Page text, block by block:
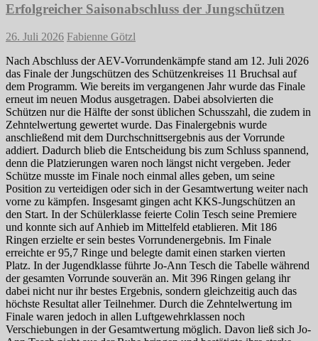
Erfolgreicher Saisonabschluss der Jungschützen
26. Juli 2026 Fabienne Götzl
Nach Abschluss der AEV-Vorrundenkämpfe stand am 12. Juli 2026
das Finale der Jungschützen des Schützenkreises 11 Bruchsal auf
dem Programm. Wie bereits im vergangenen Jahr wurde das Finale
erneut im neuen Modus ausgetragen. Dabei absolvierten die
Schützen nur die Hälfte der sonst üblichen Schusszahl, die zudem in
Zehntelwertung gewertet wurde. Das Finalergebnis wurde
anschließend mit dem Durchschnittsergebnis aus der Vorrunde
addiert. Dadurch blieb die Entscheidung bis zum Schluss spannend,
denn die Platzierungen waren noch längst nicht vergeben. Jeder
Schütze musste im Finale noch einmal alles geben, um seine
Position zu verteidigen oder sich in der Gesamtwertung weiter nach
vorne zu kämpfen. Insgesamt gingen acht KKS-Jungschützen an
den Start. In der Schülerklasse feierte Colin Tesch seine Premiere
und konnte sich auf Anhieb im Mittelfeld etablieren. Mit 186
Ringen erzielte er sein bestes Vorrundenergebnis. Im Finale
erreichte er 95,7 Ringe und belegte damit einen starken vierten
Platz. In der Jugendklasse führte Jo-Ann Tesch die Tabelle während
der gesamten Vorrunde souverän an. Mit 396 Ringen gelang ihr
dabei nicht nur ihr bestes Ergebnis, sondern gleichzeitig auch das
höchste Resultat aller Teilnehmer. Durch die Zehntelwertung im
Finale waren jedoch in allen Luftgewehrklassen noch
Verschiebungen in der Gesamtwertung möglich. Davon ließ sich Jo-